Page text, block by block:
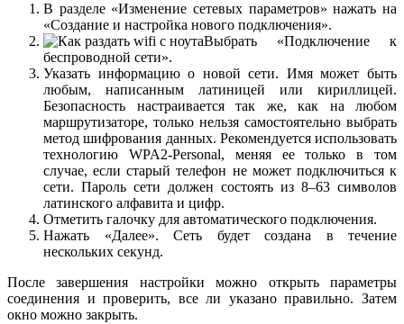
В разделе «Изменение сетевых параметров» нажать на
«Создание и настройка нового подключения».
Выбрать «Подключение к
беспроводной сети».
Указать информацию о новой сети. Имя может быть
любым, написанным латиницей или кириллицей.
Безопасность настраивается так же, как на любом
маршрутизаторе, только нельзя самостоятельно выбрать
метод шифрования данных. Рекомендуется использовать
технологию WPA2-Personal, меняя ее только в том
случае, если старый телефон не может подключиться к
сети. Пароль сети должен состоять из 8–63 символов
латинского алфавита и цифр.
Отметить галочку для автоматического подключения.
Нажать «Далее». Сеть будет создана в течение
нескольких секунд.
После завершения настройки можно открыть параметры
соединения и проверить, все ли указано правильно. Затем
окно можно закрыть.